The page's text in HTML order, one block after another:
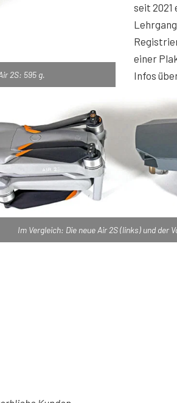
2S: 595 g.
seit 2021
einer
Infos
Im Vergleich: Die neue Air 2S (links) und der